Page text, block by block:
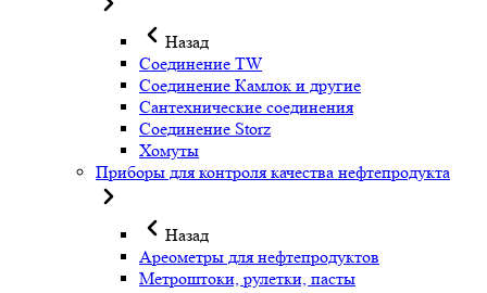
Назад
Соединение TW
Соединение Камлок и другие
Сантехнические соединения
Соединение Storz
Хомуты
Приборы для контроля качества нефтепродукта
Назад
Ареометры для нефтепродуктов
Метроштоки, рулетки, пасты